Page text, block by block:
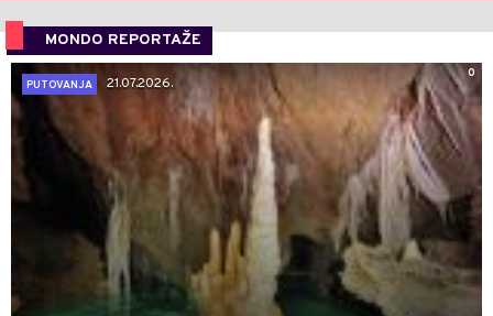
MONDO REPORTAŽE
0
PUTOVANJA
21.07.2026.